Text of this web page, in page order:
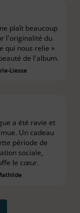
plaît beaucoup
l'originalité du
qui nous relie »
de l'album.
Liesse
a été ravie et
Un cadeau
période de
sociale,
le cœur.